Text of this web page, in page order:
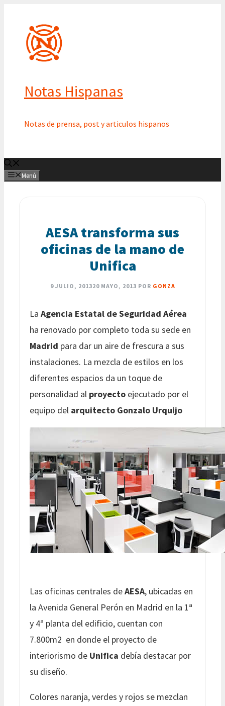
contenido
Notas Hispanas
Notas de prensa, post y articulos hispanos
Menú
AESA transforma sus
oficinas de la mano de
Unifica
9 JULIO, 201320 MAYO, 2013 POR GONZA
La Agencia Estatal de Seguridad Aérea
ha renovado por completo toda su sede en
Madrid para dar un aire de frescura a sus
instalaciones. La mezcla de estilos en los
diferentes espacios da un toque de
personalidad al proyecto ejecutado por el
equipo del arquitecto Gonzalo Urquijo
Las oficinas centrales deAESA, ubicadas en
la Avenida General Perón en Madrid en la 1ª
y 4ª planta del edificio, cuentan con
7.800m2 en donde el proyecto de
interiorismo de Unifica debía destacar por
su diseño.
Colores naranja, verdes y rojos se mezclan